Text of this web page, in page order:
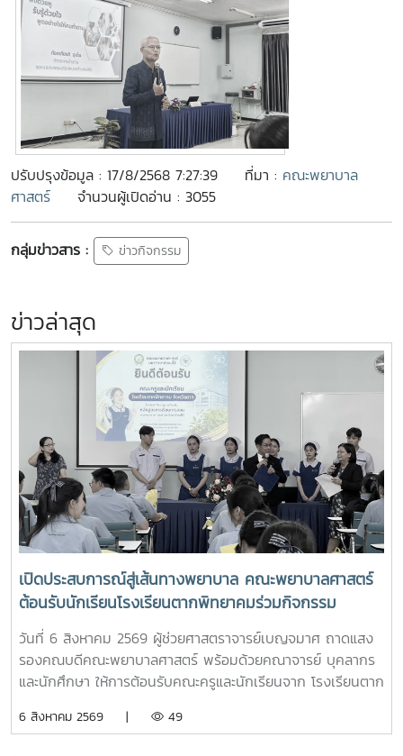
ปรับปรุงข้อมูล : 17/8/2568 7:27:39 ที่มา : คณะพยาบาล
ศาสตร์
จำนวนผู้เปิดอ่าน : 3055
กลุ่มข่าวสาร : ข่าวกิจกรรม
ข่าวล่าสุด
เปิดประสบการณ์สู่เส้นทางพยาบาล คณะพยาบาลศาสตร์
ต้อนรับนักเรียนโรงเรียนตากพิทยาคมร่วมกิจกรรม
"Future Nurse Portfolio"
วันที่ 6 สิงหาคม 2569 ผู้ช่วยศาสตราจารย์เบญจมาศ ถาดแสง
รองคณบดีคณะพยาบาลศาสตร์ พร้อมด้วยคณาจารย์ บุคลากร
และนักศึกษา ให้การต้อนรับคณะครูและนักเรียนจาก โรงเรียนตาก
ศึกษาต่อด้านพยาบาลศาสตร์ ณ ห้อง E403 ชั้น 4ในการนี้ ผู้
6 สิงหาคม 2569 | 49